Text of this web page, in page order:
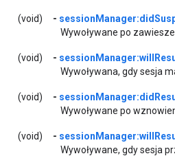
(void) -
Wywoływane po
(void) -
Wywoływana, gdy sesja
(void) -
Wywoływane po
(void) -
Wywoływane, gdy sesja